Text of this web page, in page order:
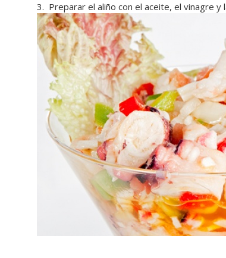
3. Preparar el aliño con el aceite, el vinagre